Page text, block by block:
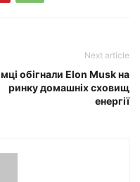
Next article
обігнали Elon Musk на
ринку домашніх сховищ
енергії